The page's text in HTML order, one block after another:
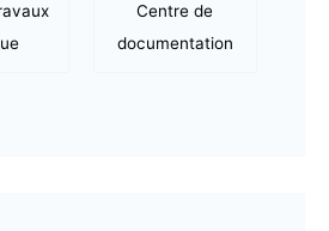
Centre de
documentation